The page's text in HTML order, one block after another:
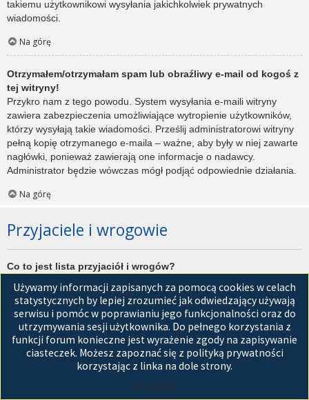
takiemu użytkownikowi wysyłania jakichkolwiek prywatnych
wiadomości.
Na górę
Otrzymałem/otrzymałam spam lub obraźliwy e-mail od kogoś z
tej witryny!
Przykro nam z tego powodu. System wysyłania e-maili witryny
zawiera zabezpieczenia umożliwiające wytropienie użytkowników,
którzy wysyłają takie wiadomości. Prześlij administratorowi witryny
pełną kopię otrzymanego e-maila – ważne, aby były w niej zawarte
nagłówki, ponieważ zawierają one informacje o nadawcy.
Administrator będzie wówczas mógł podjąć odpowiednie działania.
Na górę
Przyjaciele i wrogowie
Co to jest lista przyjaciół i wrogów?
użytkowników witryny. Użytkownicy dodani do listy przyjaciół będą
wyświetleni na karciePrzyjacieleznajdującej się w panelu
zarządzania kontem. Z tego poziomu można szybko sprawdzić ich
status, a także wysłać prywatną wiadomość. Zależnie od
używanego stylu witryny, posty tych użytkowników mogą być
wyróżniane. Jeśli użytkownik zostanie dodany do listy wrogów,
Używamy informacji zapisanych za pomocą cookies w celach
statystycznych by lepiej zrozumieć jak odwiedzający używają
serwisu i pomóc w poprawianiu jego funkcjonalności oraz do
utrzymywania sesji użytkownika. Do pełnego korzystania z
funkcji forum konieczne jest wyrażenie zgody na zapisywanie
ciasteczek. Możesz zapoznać się z polityką prywatności
korzystając z linka na dole strony.
Akceptuję